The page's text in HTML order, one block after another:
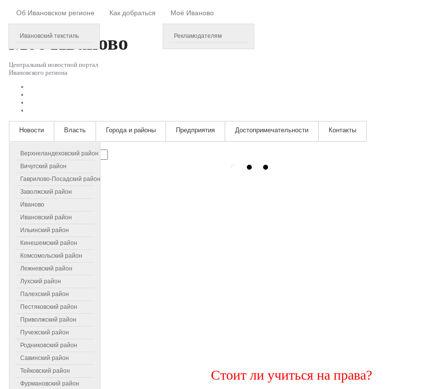
Об Ивановском регионе
Ивановский текстиль
Как добраться Моё Иваново
Рекламодателям
МоёИваново
Центральный новостной портал
Ивановского региона
Новости
Верхнеландеховский район
Вичугский район
Гаврилово-Посадский район
Заволжский район
Иваново
Ивановский район
Ильинский район
Кинешемский район
Комсомольский район
Лежневский район
Лухский район
Палехский район
Пестяковский район
Приволжский район
Пучежский район
Родниковский район
Савинский район
Тейковский район
Фурмановский район
Власть Города и районы Предприятия Достопримечательности Контакты
Самое читаемое
Стоит ли учиться на права?